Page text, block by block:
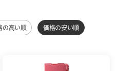
の高い順 価格の安い順